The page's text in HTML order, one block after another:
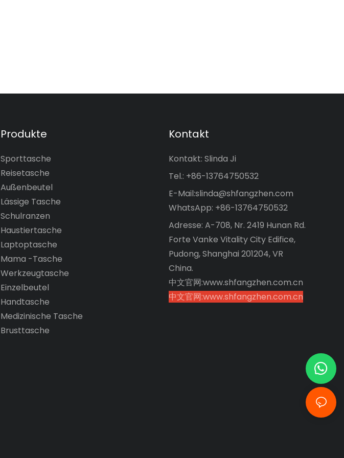
Produkte
Sporttasche
Reisetasche
Außenbeutel
Lässige Tasche
Schulranzen
Haustiertasche
Laptoptasche
Mama -Tasche
Werkzeugtasche
Einzelbeutel
Handtasche
Medizinische Tasche
Brusttasche
Kontakt
Kontakt: Slinda Ji
Tel.: +86-13764750532
E-Mail:slinda@shfangzhen.com
WhatsApp: +86-13764750532
Adresse: A-708, Nr. 2419 Hunan Rd.
Forte Vanke Vitality City Edifice,
Pudong, Shanghai 201204, VR
China.
中文官网:www.shfangzhen.com.cn
中文官网:www.shfangzhen.com.cn